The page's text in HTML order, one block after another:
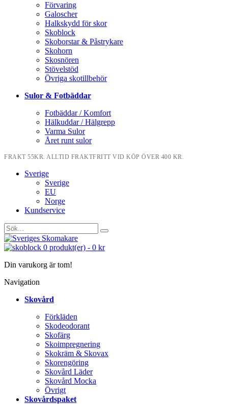
Förvaring
Galoscher
Halkskydd för skor
Skoblock
Skoborstar & Påstrykare
Skohorn
Skosnören
Stövelstöd
Övriga skotillbehör
Sulor & Fotbäddar
Fotbäddar / Komfort
Hälkuddar / Hälgrepp
Varma Sulor
Året runt sulor
FRAKT 55KR. ALLTID FRAKTFRITT VID KÖP ÖVER 400 KR.
Sverige
Sverige
EU
Norge
Kundservice
0 produkt(er) - 0 kr
Din varukorg är tom!
Navigation
Skovård
Förkläden
Skodeodorant
Skofärg
Skoimpregnering
Skokräm & Skovax
Skorengöring
Skovård Läder
Skovård Mocka
Övrigt
Skovårdspaket